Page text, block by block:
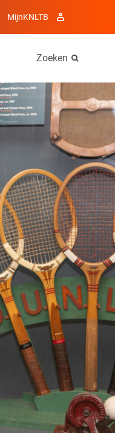
MijnKNLTB
Zoeken